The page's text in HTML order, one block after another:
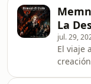
finca,
Ottavia.
La
jul. 29,
​El viaje